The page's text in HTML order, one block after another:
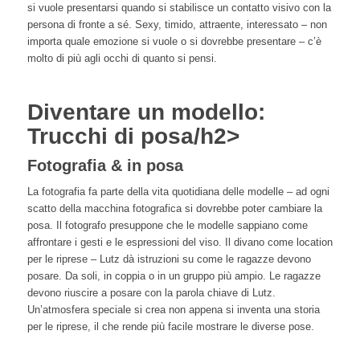
si vuole presentarsi quando si stabilisce un contatto visivo con la
persona di fronte a sé. Sexy, timido, attraente, interessato – non
importa quale emozione si vuole o si dovrebbe presentare – c’è
molto di più agli occhi di quanto si pensi.
Diventare un modello:
Trucchi di posa/h2>
Fotografia & in posa
La fotografia fa parte della vita quotidiana delle modelle – ad ogni
scatto della macchina fotografica si dovrebbe poter cambiare la
posa. Il fotografo presuppone che le modelle sappiano come
affrontare i gesti e le espressioni del viso. Il divano come location
per le riprese – Lutz dà istruzioni su come le ragazze devono
posare. Da soli, in coppia o in un gruppo più ampio. Le ragazze
devono riuscire a posare con la parola chiave di Lutz.
Un’atmosfera speciale si crea non appena si inventa una storia
per le riprese, il che rende più facile mostrare le diverse pose.